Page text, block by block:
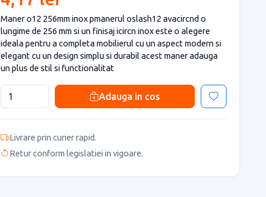
Maner o12 256mm inox pmanerul oslash12 avacircnd o
lungime de 256 mm si un finisaj icircn inox este o alegere
ideala pentru a completa mobilierul cu un aspect modern si
elegant cu un design simplu si durabil acest maner adauga
un plus de stil si functionalitat
Adauga in cos
Livrare prin curier rapid.
Retur conform legislatiei in vigoare.